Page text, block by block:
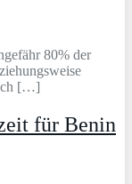
80% der
[…]
für Benin